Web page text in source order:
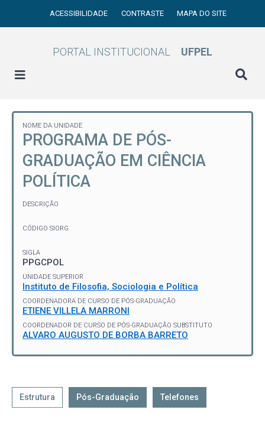
ACESSIBILIDADE CONTRASTE MAPA DO SITE
PORTAL INSTITUCIONAL UFPEL
NOME DA UNIDADE
PROGRAMA DE PÓS-
GRADUAÇÃO EM CIÊNCIA
POLÍTICA
DESCRIÇÃO
CÓDIGO SIORG
SIGLA
PPGCPOL
UNIDADE SUPERIOR
Instituto de Filosofia, Sociologia e Política
COORDENADORA DE CURSO DE PÓS-GRADUAÇÃO
ETIENE VILLELA MARRONI
COORDENADOR DE CURSO DE PÓS-GRADUAÇÃO SUBSTITUTO
ALVARO AUGUSTO DE BORBA BARRETO
Estrutura Pós-Graduação Telefones